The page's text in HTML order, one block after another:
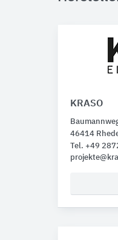
KRASO
46414
Tel. +49